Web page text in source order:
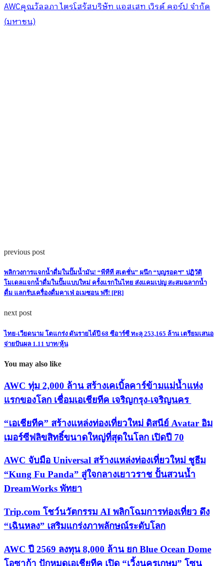
AWCคุณวัลลภา ไตรโสรัสบริษัท แอสเสท เวิรด์ คอร์ป จำกัด
(มหาชน)
previous post
พลิกวงการแจกน้ำดื่มในปั๊มน้ำมัน! “พีทีที สเตชั่น” ผนึก “บุญรอดฯ” ปฏิวัติ
โมเดลแจกน้ำดื่มในปั๊มแบบใหม่ ครั้งแรกในไทย ส่งแคมเปญ สะสมฉลากน้ำ
ดื่ม แลกรับเครื่องดื่มคาเฟ่ อเมซอน ฟรี! [PR]
next post
ไทย-เวียดนาม โตแกร่ง ดันรายได้ปี 68 ซีอาร์ซี ทะลุ 253,165 ล้าน เตรียมเสนอ
จ่ายปันผล 1.11 บาท/หุ้น
You may also like
AWC ทุ่ม 2,000 ล้าน สร้างเคเบิ้ลคาร์ข้ามแม่น้ำแห่ง
แรกของโลก เชื่อมเอเชียทีค เจริญกรุง-เจริญนคร
“เอเชียทีค” สร้างแหล่งท่องเที่ยวใหม่ ดิสนีย์ Avatar อิม
เมอร์ซีฟลิขสิทธิ์ขนาดใหญ่ที่สุดในโลก เปิดปี 70
AWC จับมือ Universal สร้างแหล่งท่องเที่ยวใหม่ ชูธีม
“Kung Fu Panda” สู่ใจกลางเยาวราช ปั้นสวนน้ำ
DreamWorks พัทยา
Trip.com โชว์นวัตกรรม AI พลิกโฉมการท่องเที่ยว ดึง
“เฉินหลง” เสริมแกร่งภาพลักษณ์ระดับโลก
AWC ปี 2569 ลงทุน 8,000 ล้าน ยก Blue Ocean Dome
โอซาก้า ปักหมุดเอเชียทีค เปิด “เวิ้งนครเกษม” โซน